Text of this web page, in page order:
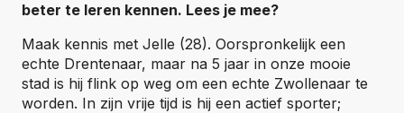
beter te leren kennen. Lees je mee?
Maak kennis met Jelle (28). Oorspronkelijk een
echte Drentenaar, maar na 5 jaar in onze mooie
stad is hij flink op weg om een echte Zwollenaar te
worden. In zijn vrije tijd is hij een actief sporter;